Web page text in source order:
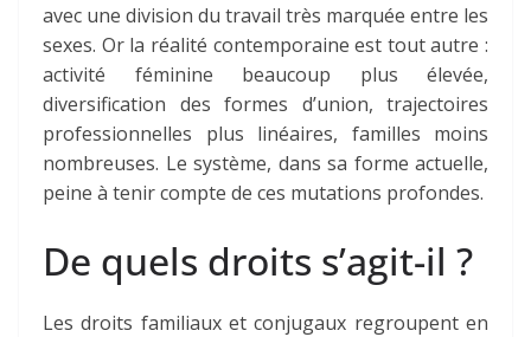
avec une division du travail très marquée entre les
sexes. Or la réalité contemporaine est tout autre :
activité féminine beaucoup plus élevée,
diversification des formes d’union, trajectoires
professionnelles plus linéaires, familles moins
nombreuses. Le système, dans sa forme actuelle,
peine à tenir compte de ces mutations profondes.
De quels droits s’agit-il ?
Les droits familiaux et conjugaux regroupent en